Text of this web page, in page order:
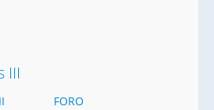
III
FORO